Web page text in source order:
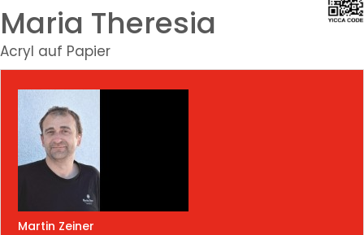
Maria Theresia
Acryl auf Papier
Martin Zeiner